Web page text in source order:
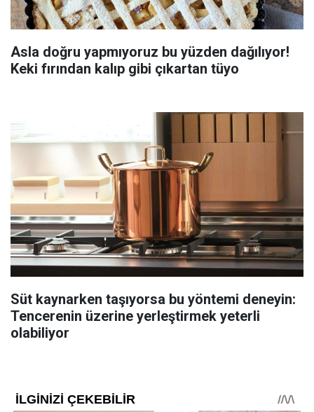
Asla doğru yapmıyoruz bu yüzden dağılıyor!
Keki fırından kalıp gibi çıkartan tüyo
Süt kaynarken taşıyorsa bu yöntemi deneyin:
Tencerenin üzerine yerleştirmek yeterli
olabiliyor